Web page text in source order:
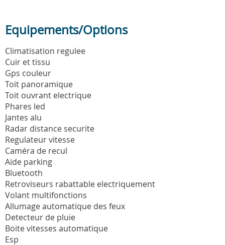
Equipements/Options
Climatisation regulee
Cuir et tissu
Gps couleur
Toit panoramique
Toit ouvrant electrique
Phares led
Jantes alu
Radar distance securite
Regulateur vitesse
Caméra de recul
Aide parking
Bluetooth
Retroviseurs rabattable electriquement
Volant multifonctions
Allumage automatique des feux
Detecteur de pluie
Boite vitesses automatique
Esp